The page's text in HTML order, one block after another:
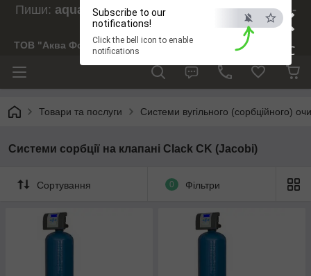
×
ESC
Subscribe to our
notifications!
Click the bell icon to enable
notifications
Пиши: aquaforesight@gmail.com , Дзвони:073-
238-29-97
ТОВ "Аква Форсайт"
Товари та послуги Системи вугільного (сорбційного)
Системи сорбції на клапані Clack CK (Jacobi)
Сортування 0 Фільтри